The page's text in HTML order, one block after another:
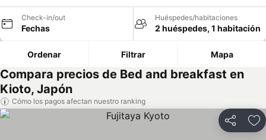
Check-in/out
Fechas
Huéspedes/habitaciones
2 huéspedes, 1 habitación
Ordenar Filtrar Mapa
Compara precios de Bed and breakfast en
Kioto, Japón
Cómo los pagos afectan nuestro ranking
Compartir